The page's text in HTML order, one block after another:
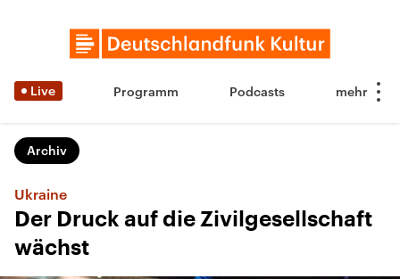
Live Programm Podcasts
Archiv
Ukraine
Der Druck auf die Zivilgesellschaft
wächst